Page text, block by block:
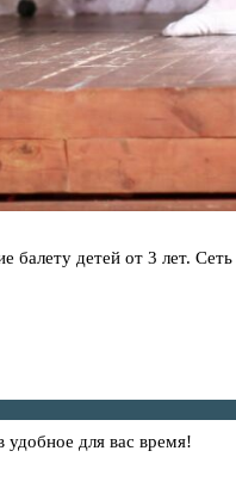
балету детей от 3 лет.
для вас время!